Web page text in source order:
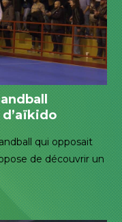
qui opposait
de découvrir un